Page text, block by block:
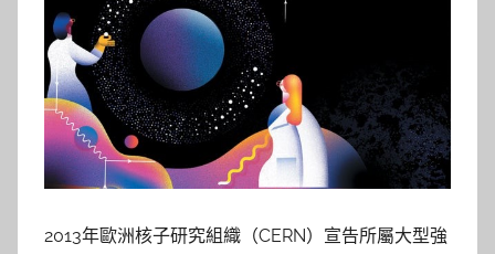
2013年歐洲核子研究組織（CERN）宣告所屬大型強